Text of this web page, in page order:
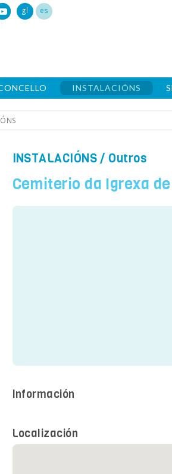
gl es
INSTALACIÓNS
INSTALACIÓNS/ Outros
Cemiterio da Igrexa
Información
Localización